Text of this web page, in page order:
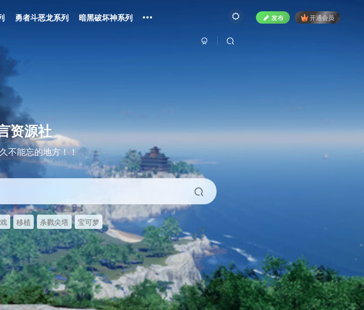
勇者斗恶龙系列 暗黑破坏神系列 发布 开通会员
资源社
不能忘的地方！！
移植 杀戮尖塔 宝可梦